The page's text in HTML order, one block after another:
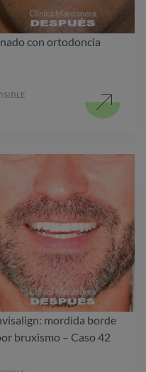
con ortodoncia
mordida borde
bruxismo – Caso 42